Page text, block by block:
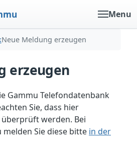
Menu
Neue Meldung erzeugen
erzeugen
Gammu Telefondatenbank
Sie, dass hier
werden. Bei
Sie diese bitte in der